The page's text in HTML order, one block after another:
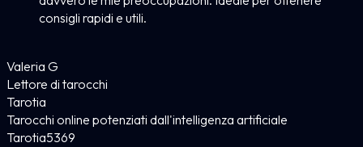
consigli rapidi e utili.
Valeria G
Lettore di tarocchi
Tarotia
Tarocchi online potenziati dall'intelligenza artificiale
Tarotia5369